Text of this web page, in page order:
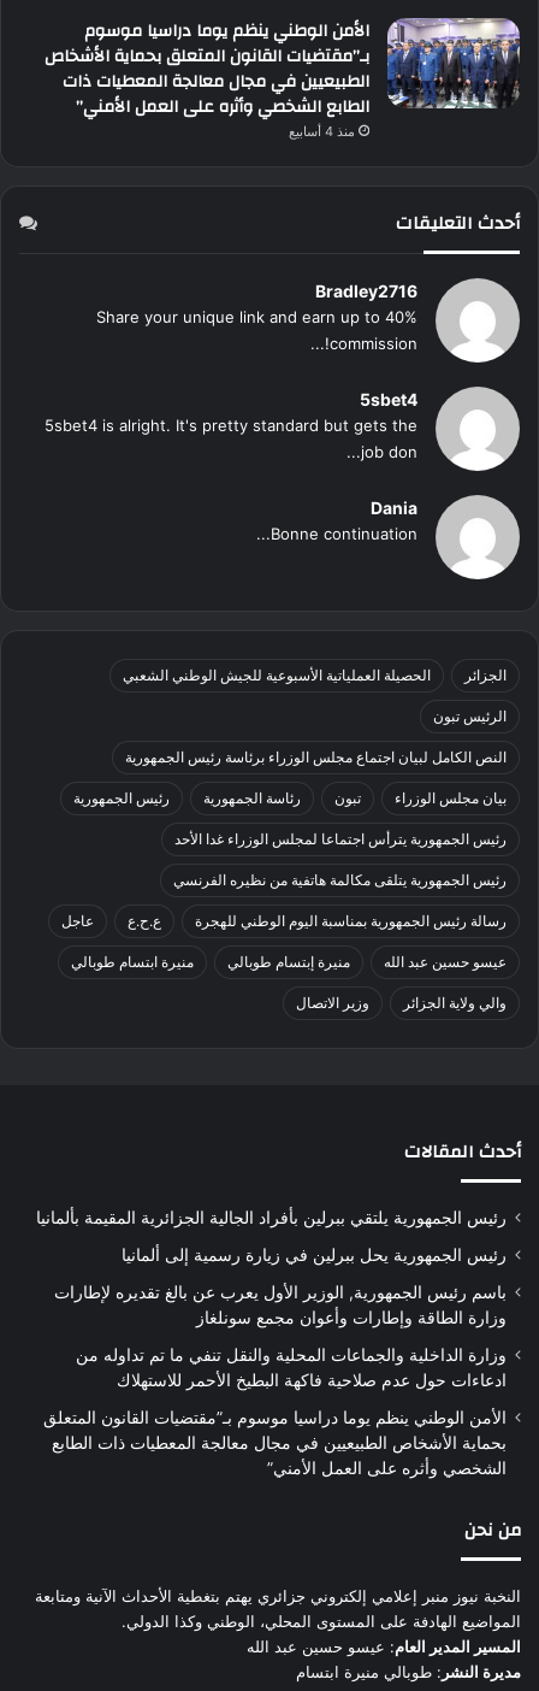
الأمن الوطني ينظم يوما دراسيا موسوم
بـ”مقتضيات القانون المتعلق بحماية الأشخاص
الطبيعيين في مجال معالجة المعطيات ذات
الطابع الشخصي وأثره على العمل الأمني”
منذ 4 أسابيع
أحدث التعليقات
Bradley2716
Share your unique link and earn up to 40%
commission!...
5sbet4
5sbet4 is alright. It's pretty standard but gets the
job don...
Dania
Bonne continuation...
الجزائر الحصيلة العملياتية الأسبوعية للجيش الوطني الشعبي
الرئيس تبون
النص الكامل لبيان اجتماع مجلس الوزراء برئاسة رئيس الجمهورية
بيان مجلس الوزراء تبون رئاسة الجمهورية رئيس الجمهورية
رئيس الجمهورية يترأس اجتماعا لمجلس الوزراء غدا الأحد
رئيس الجمهورية يتلقى مكالمة هاتفية من نظيره الفرنسي
رسالة رئيس الجمهورية بمناسبة اليوم الوطني للهجرة ع.ح.ع عاجل
عيسو حسين عبد الله منيرة إبتسام طوبالي منيرة ابتسام طوبالي
والي ولاية الجزائر وزير الاتصال
أحدث المقالات
رئيس الجمهورية يلتقي ببرلين بأفراد الجالية الجزائرية المقيمة بألمانيا
رئيس الجمهورية يحل ببرلين في زيارة رسمية إلى ألمانيا
باسم رئيس الجمهورية, الوزير الأول يعرب عن بالغ تقديره لإطارات
وزارة الطاقة وإطارات وأعوان مجمع سونلغاز
وزارة الداخلية والجماعات المحلية والنقل تنفي ما تم تداوله من
ادعاءات حول عدم صلاحية فاكهة البطيخ الأحمر للاستهلاك
الأمن الوطني ينظم يوما دراسيا موسوم بـ”مقتضيات القانون المتعلق
بحماية الأشخاص الطبيعيين في مجال معالجة المعطيات ذات الطابع
الشخصي وأثره على العمل الأمني”
من نحن
النخبة نيوز منبر إعلامي إلكتروني جزائري يهتم بتغطية الأحداث الآنية ومتابعة
المواضيع الهادفة على المستوى المحلي، الوطني وكذا الدولي.
المسير المدير العام: عيسو حسين عبد الله
مديرة النشر : طوبالي منيرة ابتسام